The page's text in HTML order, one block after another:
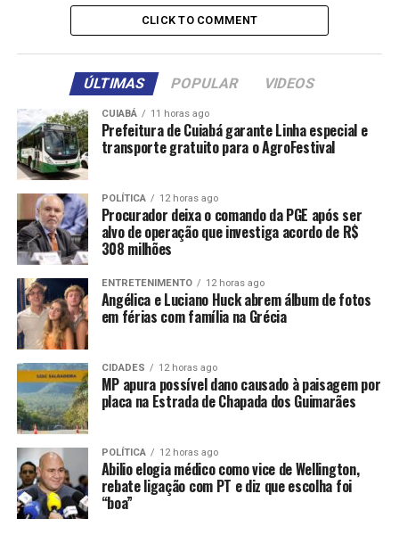
desde 1994. Já proporcionamos importantes benefícios
para a cidade e fico muito satisfeito, pois Rosário Oeste é
um dos berços de Mato Grosso e a gente nunca esquece”,
destacou o parlamentar.
Wilson Santos lembrou que, ao longo dos últimos 30
anos, atuou para viabilizar a duplicação da primeira
travessia urbana do município, a construção de um
ginásio poliesportivo coberto, a aquisição de
ambulâncias, a instalação de poços artesianos, a
aplicação de lama asfáltica e soluções para o
abastecimento de água em diversas regiões.
O deputado também articulou a recuperação de
estradas vicinais junto ao governo estadual, a
distribuição de kits da agricultura familiar e o repasse de
R$ 1,7 milhão para o custeio na saúde, além de R$ 350
mil para a construção do Centro Comunitário do
Taboão.
Para 2025, Wilson Santos confirmou a destinação de
mais R$ 600 mil para investimentos na saúde e R$ 1
milhão para a aquisição de material de apoio pedagógico,
beneficiando cerca de 1.500 alunos da rede pública
municipal, em que a comunidade escolar terá aulas de
CLICK TO COMMENT
ÚLTIMAS POPULAR VIDEOS
CUIABÁ 11 horas ago
Prefeitura de Cuiabá garante Linha especial e
transporte gratuito para o AgroFestival
POLÍTICA 12 horas ago
Procurador deixa o comando da PGE após ser
alvo de operação que investiga acordo de R$
308 milhões
ENTRETENIMENTO 12 horas ago
Angélica e Luciano Huck abrem álbum de fotos
em férias com família na Grécia
CIDADES 12 horas ago
MP apura possível dano causado à paisagem por
placa na Estrada de Chapada dos Guimarães
POLÍTICA 12 horas ago
Abilio elogia médico como vice de Wellington,
rebate ligação com PT e diz que escolha foi
“boa”